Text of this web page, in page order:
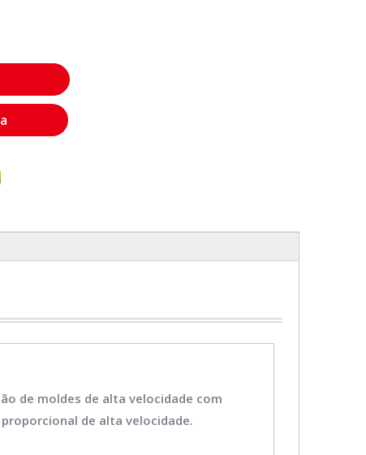
de moldes de alta velocidade com
de alta velocidade.